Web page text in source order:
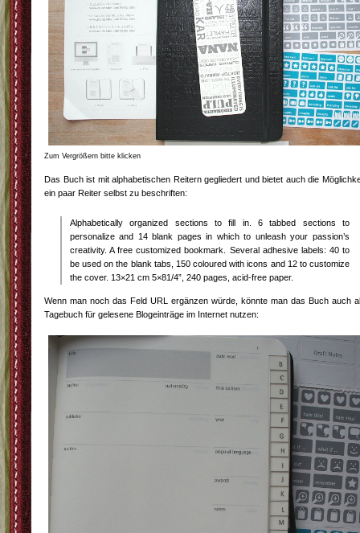
Zum Vergrößern bitte klicken
Das Buch ist mit alphabetischen Reitern gegliedert und bietet auch die
ein paar Reiter selbst zu beschriften:
Alphabetically organized sections to fill in. 6 tabbed sections to
personalize and 14 blank pages in which to unleash your passion’s
creativity. A free customized bookmark. Several adhesive labels: 40 to
be used on the blank tabs, 150 coloured with icons and 12 to customize
the cover. 13×21 cm 5×81/4”, 240 pages, acid-free paper.
Wenn man noch das Feld URL ergänzen würde, könnte man das Buch auch
Tagebuch für gelesene Blogeinträge im Internet nutzen: